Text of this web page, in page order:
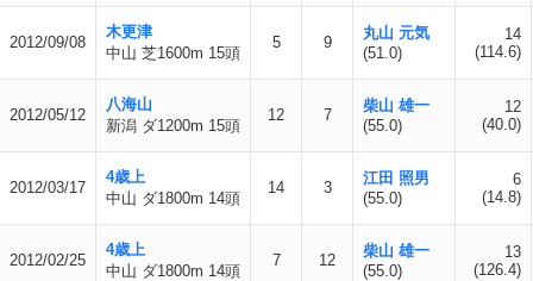
2012/09/08
木更津
中山 芝1600m 15頭
5 9
丸山 元気
(51.0)
14
(114.6)
2012/05/12
八海山
新潟 ダ1200m 15頭
12 7
柴山 雄一
(55.0)
12
(40.0)
2012/03/17
4歳上
中山 ダ1800m 14頭
14 3
江田 照男
(55.0)
6
(14.8)
2012/02/25
4歳上
中山 ダ1800m 14頭
7 12
柴山 雄一
(55.0)
13
(126.4)